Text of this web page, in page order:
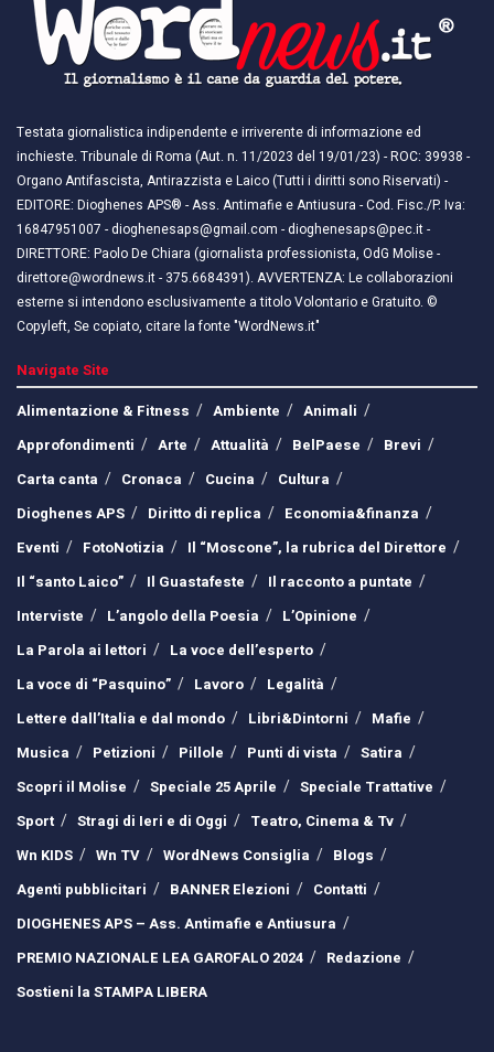
Testata giornalistica indipendente e irriverente di informazione ed
inchieste. Tribunale di Roma (Aut. n. 11/2023 del 19/01/23) - ROC: 39938 -
Organo Antifascista, Antirazzista e Laico (Tutti i diritti sono Riservati) -
EDITORE: Dioghenes APS® - Ass. Antimafie e Antiusura - Cod. Fisc./P. Iva:
16847951007 - dioghenesaps@gmail.com - dioghenesaps@pec.it - ​​
DIRETTORE: Paolo De Chiara (giornalista professionista, OdG Molise -
direttore@wordnews.it - ​​375.6684391). AVVERTENZA: Le collaborazioni
esterne si intendono esclusivamente a titolo Volontario e Gratuito. ©
Copyleft, Se copiato, citare la fonte "WordNews.it"
Navigate Site
Alimentazione & Fitness
Ambiente
Animali
Approfondimenti
Arte Attualità BelPaese
Brevi
Carta canta
Cronaca Cucina
Cultura
Dioghenes APS
Diritto di replica
Economia&finanza
Eventi
FotoNotizia
Il “Moscone”, la rubrica del Direttore
Il “santo Laico”
Il Guastafeste
Il racconto a puntate
Interviste
L’angolo della Poesia
L’Opinione
La Parola ai lettori
La voce dell’esperto
La voce di “Pasquino”
Lavoro
Legalità
Lettere dall’Italia e dal mondo
Libri&Dintorni
Mafie
Musica
Petizioni Pillole Punti di vista
Satira
Scopri il Molise
Speciale 25 Aprile
Speciale Trattative
Sport
Stragi di Ieri e di Oggi
Teatro, Cinema & Tv
Wn KIDS
Wn TV WordNews Consiglia
Blogs
Agenti pubblicitari
BANNER Elezioni
Contatti
DIOGHENES APS – Ass. Antimafie e Antiusura
PREMIO NAZIONALE LEA GAROFALO 2024
Redazione
Sostieni la STAMPA LIBERA